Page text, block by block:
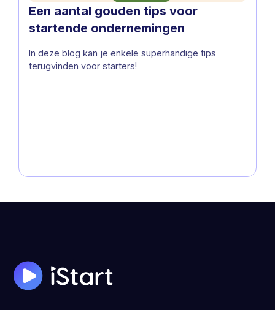
Een aantal gouden tips voor
startende ondernemingen
In deze blog kan je enkele superhandige tips
terugvinden voor starters!